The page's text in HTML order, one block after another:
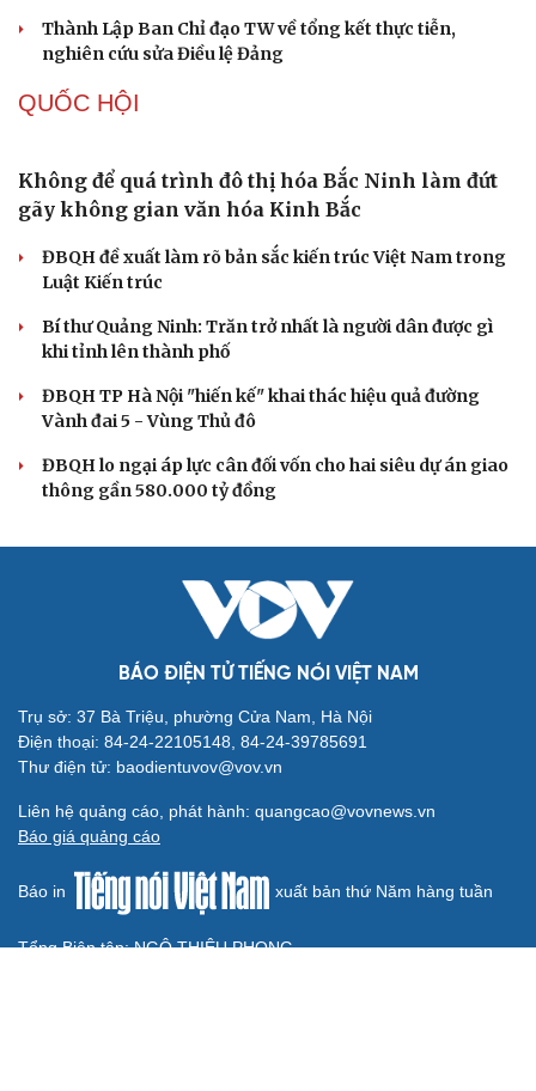
Thành tựu nhân quyền ở Việt Nam: Sự thật được
chứng minh qua những số liệu cụ thể
Thực tiễn vận hành chính quyền ba cấp bác bỏ mọi luận
điệu xuyên tạc
Tự cảnh giác trước tâm lý đám đông khi dùng mạng xã
hội
Khi mạng xã hội thành nơi phán xử
XÂY DỰNG, CHỈNH ĐỐN ĐẢNG
Đảng ủy các cơ quan Đảng Trung ương xây dựng
phần mềm đánh giá cán bộ theo KPI
Đồng chí Trần Cẩm Tú: Bộ chỉ số đánh giá công việc
phải đo được kết quả thực chất
Bộ Chính trị: Giải thể hội quần chúng hoạt động kém
Quy định số 207: Siết trách nhiệm đảng viên khi sử dụng
Thành Lập Ban Chỉ đạo TW về tổng kết thực tiễn,
nghiên cứu sửa Điều lệ Đảng
QUỐC HỘI
Không để quá trình đô thị hóa Bắc Ninh làm đứt
gãy không gian văn hóa Kinh Bắc
ĐBQH đề xuất làm rõ bản sắc kiến trúc Việt Nam trong
Luật Kiến trúc